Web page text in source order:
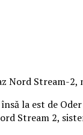
Stream-2,
la est de
Stream 2,